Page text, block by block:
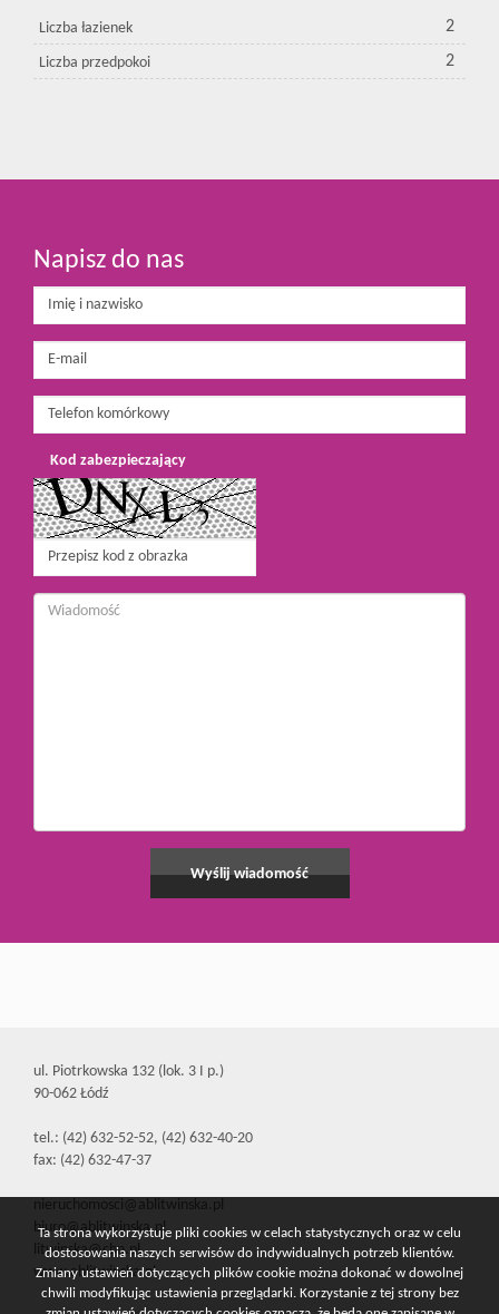
Liczba łazienek 2
Liczba przedpokoi 2
Napisz do nas
Kod zabezpieczający
ul. Piotrkowska 132 (lok. 3 I p.)
90-062 Łódź
tel.: (42) 632-52-52, (42) 632-40-20
fax: (42) 632-47-37
nieruchomosci@ablitwinska.pl
biuro@ablitwinska.pl
litwinska@cbn.pl
www.ablitwinska.pl
Ta strona wykorzystuje pliki cookies w celach statystycznych oraz w celu
dostosowania naszych serwisów do indywidualnych potrzeb klientów.
Zmiany ustawień dotyczących plików cookie można dokonać w dowolnej
chwili modyfikując ustawienia przeglądarki. Korzystanie z tej strony bez